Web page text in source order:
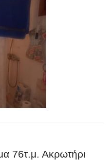
76τ.μ. Ακρωτήρι